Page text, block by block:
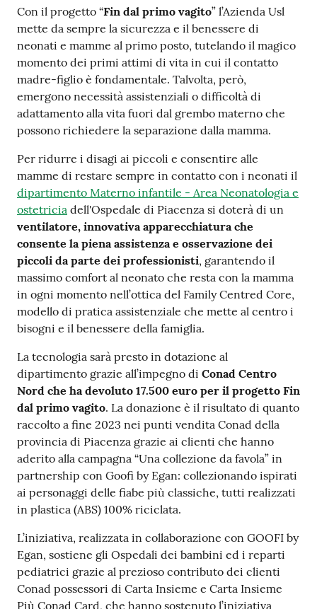
Studiare
a
Piacenza
Costruiamo
Salute
Novità
Scuole
Imprese
ed Enti
Seguici
su
Con il progetto “Fin dal primo vagito” l’Azienda Usl
mette da sempre la sicurezza e il benessere di
neonati e mamme al primo posto, tutelando il magico
momento dei primi attimi di vita in cui il contatto
madre-figlio è fondamentale. Talvolta, però,
emergono necessità assistenziali o difficoltà di
adattamento alla vita fuori dal grembo materno che
possono richiedere la separazione dalla mamma.
Per ridurre i disagi ai piccoli e consentire alle
mamme di restare sempre in contatto con i neonati il
dipartimento Materno infantile - Area Neonatologia e
ostetricia dell'Ospedale di Piacenza si doterà di un
ventilatore, innovativa apparecchiatura che
consente la piena assistenza e osservazione dei
piccoli da parte dei professionisti, garantendo il
massimo comfort al neonato che resta con la mamma
in ogni momento nell’ottica del Family Centred Core,
modello di pratica assistenziale che mette al centro i
bisogni e il benessere della famiglia.
La tecnologia sarà presto in dotazione al
dipartimento grazie all’impegno di Conad Centro
Nord che ha devoluto 17.500 euro per il progetto Fin
dal primo vagito. La donazione è il risultato di quanto
raccolto a fine 2023 nei punti vendita Conad della
provincia di Piacenza grazie ai clienti che hanno
aderito alla campagna “Una collezione da favola” in
partnership con Goofi by Egan: collezionando ispirati
ai personaggi delle fiabe più classiche, tutti realizzati
in plastica (ABS) 100% riciclata.
L’iniziativa, realizzata in collaborazione con GOOFI by
Egan, sostiene gli Ospedali dei bambini ed i reparti
pediatrici grazie al prezioso contributo dei clienti
Conad possessori di Carta Insieme e Carta Insieme
Più Conad Card, che hanno sostenuto l’iniziativa